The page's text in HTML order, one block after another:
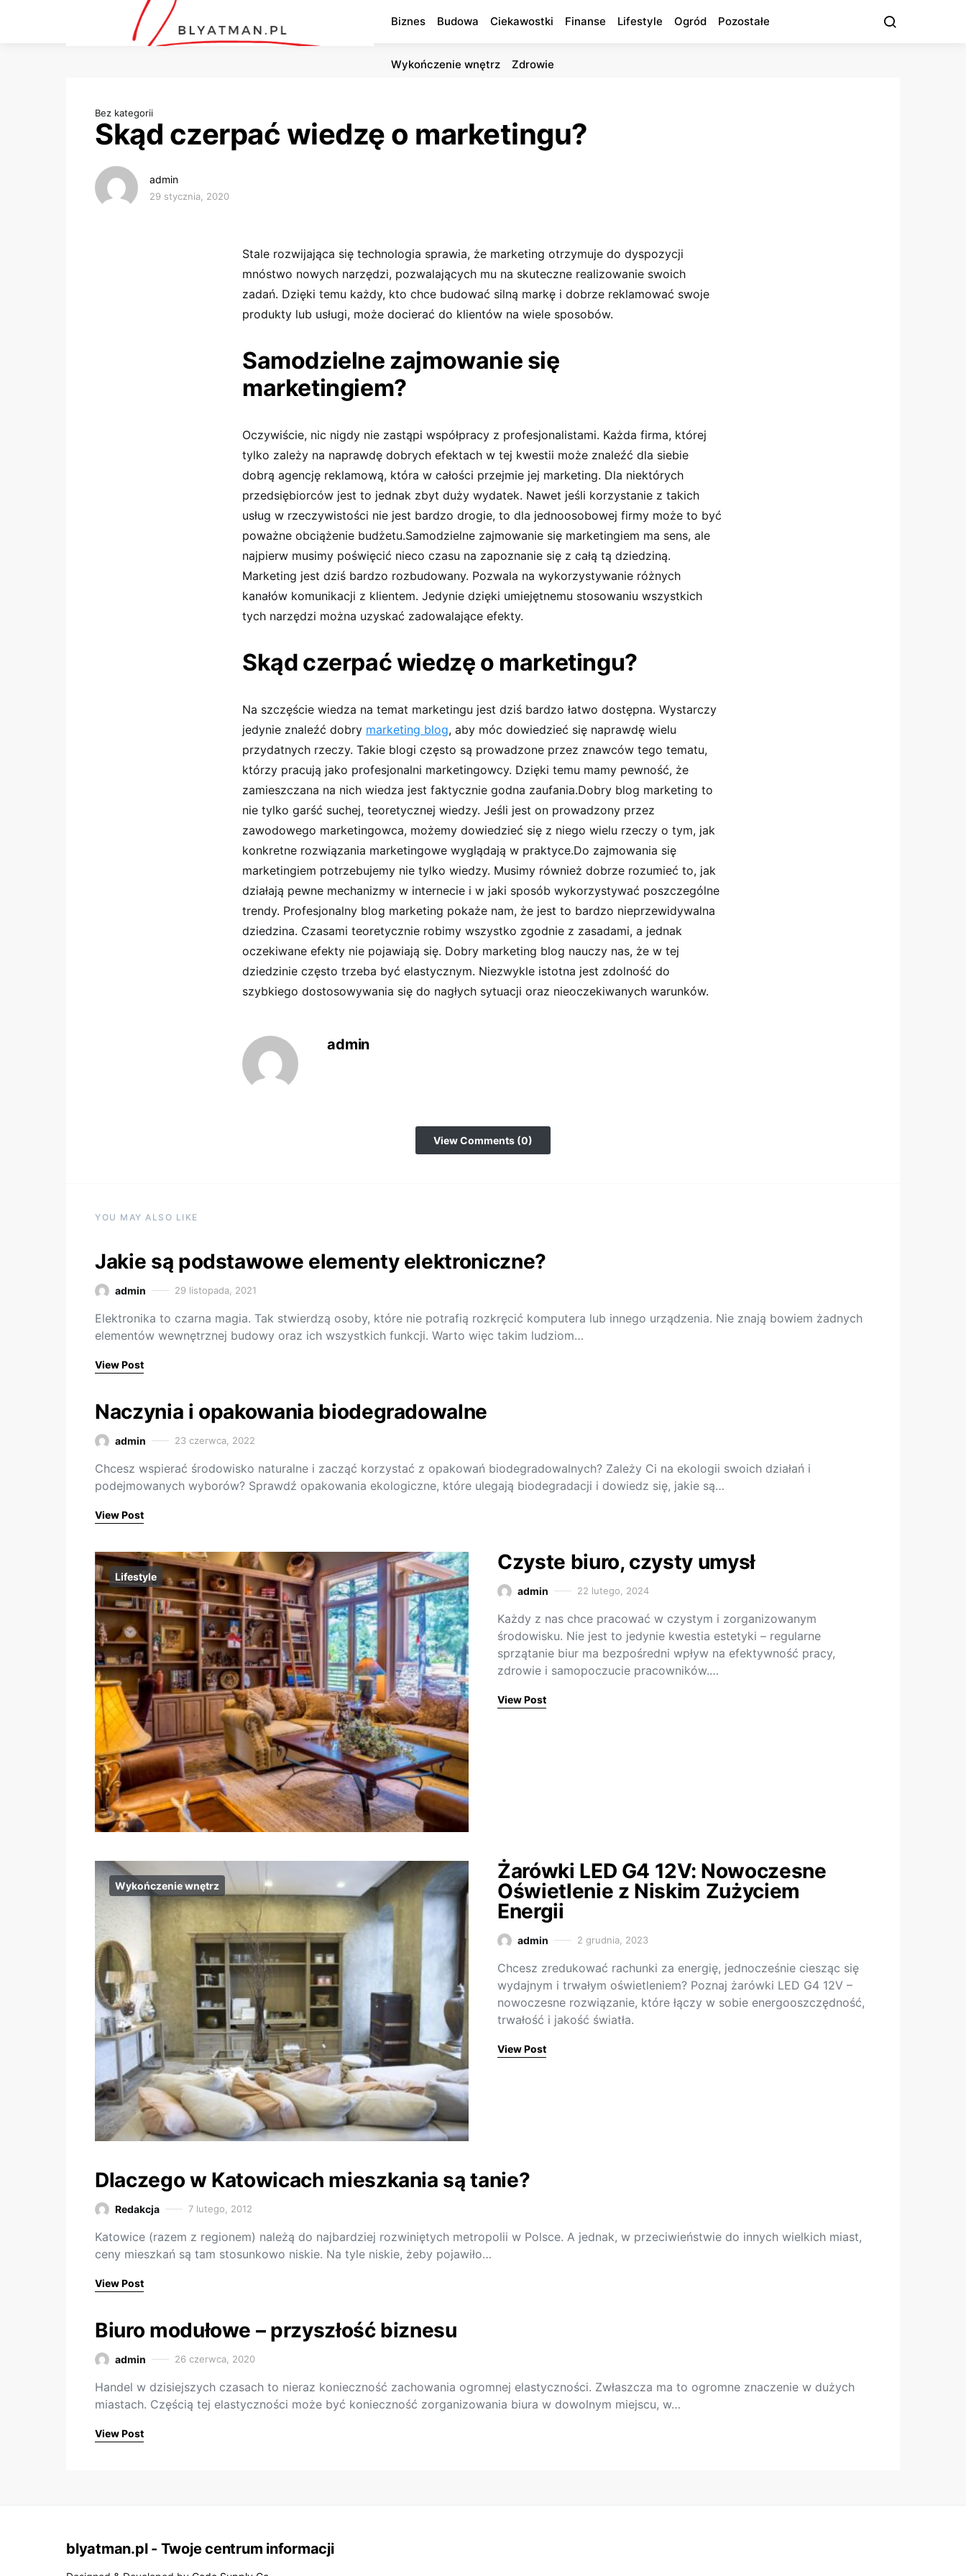
Biznes Budowa Ciekawostki Finanse Lifestyle Ogród Pozostałe
Wykończenie wnętrz Zdrowie
Bez kategorii
Skąd czerpać wiedzę o marketingu?
admin
29 stycznia, 2020
Stale rozwijająca się technologia sprawia, że marketing otrzymuje do dyspozycji
mnóstwo nowych narzędzi, pozwalających mu na skuteczne realizowanie swoich
zadań. Dzięki temu każdy, kto chce budować silną markę i dobrze reklamować swoje
produkty lub usługi, może docierać do klientów na wiele sposobów.
Samodzielne zajmowanie się
marketingiem?
Oczywiście, nic nigdy nie zastąpi współpracy z profesjonalistami. Każda firma, której
tylko zależy na naprawdę dobrych efektach w tej kwestii może znaleźć dla siebie
dobrą agencję reklamową, która w całości przejmie jej marketing. Dla niektórych
przedsiębiorców jest to jednak zbyt duży wydatek. Nawet jeśli korzystanie z takich
usług w rzeczywistości nie jest bardzo drogie, to dla jednoosobowej firmy może to być
poważne obciążenie budżetu.Samodzielne zajmowanie się marketingiem ma sens, ale
najpierw musimy poświęcić nieco czasu na zapoznanie się z całą tą dziedziną.
Marketing jest dziś bardzo rozbudowany. Pozwala na wykorzystywanie różnych
kanałów komunikacji z klientem. Jedynie dzięki umiejętnemu stosowaniu wszystkich
tych narzędzi można uzyskać zadowalające efekty.
Skąd czerpać wiedzę o marketingu?
Na szczęście wiedza na temat marketingu jest dziś bardzo łatwo dostępna. Wystarczy
jedynie znaleźć dobry marketing blog, aby móc dowiedzieć się naprawdę wielu
przydatnych rzeczy. Takie blogi często są prowadzone przez znawców tego tematu,
którzy pracują jako profesjonalni marketingowcy. Dzięki temu mamy pewność, że
zamieszczana na nich wiedza jest faktycznie godna zaufania.Dobry blog marketing to
nie tylko garść suchej, teoretycznej wiedzy. Jeśli jest on prowadzony przez
zawodowego marketingowca, możemy dowiedzieć się z niego wielu rzeczy o tym, jak
konkretne rozwiązania marketingowe wyglądają w praktyce.Do zajmowania się
marketingiem potrzebujemy nie tylko wiedzy. Musimy również dobrze rozumieć to, jak
działają pewne mechanizmy w internecie i w jaki sposób wykorzystywać poszczególne
trendy. Profesjonalny blog marketing pokaże nam, że jest to bardzo nieprzewidywalna
dziedzina. Czasami teoretycznie robimy wszystko zgodnie z zasadami, a jednak
oczekiwane efekty nie pojawiają się. Dobry marketing blog nauczy nas, że w tej
dziedzinie często trzeba być elastycznym. Niezwykle istotna jest zdolność do
szybkiego dostosowywania się do nagłych sytuacji oraz nieoczekiwanych warunków.
admin
View Comments (0)
YOU MAY ALSO LIKE
Jakie są podstawowe elementy elektroniczne?
admin 29 listopada, 2021
Elektronika to czarna magia. Tak stwierdzą osoby, które nie potrafią rozkręcić komputera lub innego urządzenia. Nie znają bowiem żadnych
elementów wewnętrznej budowy oraz ich wszystkich funkcji. Warto więc takim ludziom…
View Post
Naczynia i opakowania biodegradowalne
admin 23 czerwca, 2022
Chcesz wspierać środowisko naturalne i zacząć korzystać z opakowań biodegradowalnych? Zależy Ci na ekologii swoich działań i
podejmowanych wyborów? Sprawdź opakowania ekologiczne, które ulegają biodegradacji i dowiedz się, jakie są…
View Post
Lifestyle
Czyste biuro, czysty umysł
admin 22 lutego, 2024
Każdy z nas chce pracować w czystym i zorganizowanym
środowisku. Nie jest to jedynie kwestia estetyki – regularne
sprzątanie biur ma bezpośredni wpływ na efektywność pracy,
zdrowie i samopoczucie pracowników.…
View Post
Wykończenie wnętrz
Żarówki LED G4 12V: Nowoczesne
Oświetlenie z Niskim Zużyciem
Energii
admin 2 grudnia, 2023
Chcesz zredukować rachunki za energię, jednocześnie ciesząc się
wydajnym i trwałym oświetleniem? Poznaj żarówki LED G4 12V –
nowoczesne rozwiązanie, które łączy w sobie energooszczędność,
trwałość i jakość światła.
View Post
Dlaczego w Katowicach mieszkania są tanie?
Redakcja 7 lutego, 2012
Katowice (razem z regionem) należą do najbardziej rozwiniętych metropolii w Polsce. A jednak, w przeciwieństwie do innych wielkich miast,
ceny mieszkań są tam stosunkowo niskie. Na tyle niskie, żeby pojawiło…
View Post
Biuro modułowe – przyszłość biznesu
admin 26 czerwca, 2020
Handel w dzisiejszych czasach to nieraz konieczność zachowania ogromnej elastyczności. Zwłaszcza ma to ogromne znaczenie w dużych
miastach. Częścią tej elastyczności może być konieczność zorganizowania biura w dowolnym miejscu, w…
View Post
blyatman.pl - Twoje centrum informacji